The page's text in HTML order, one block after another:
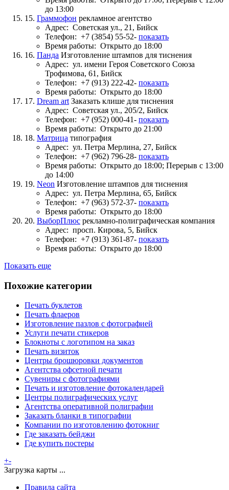
до 13:00
15. Граммофон рекламное агентство
Адрес: Советская ул., 21, Бийск
Телефон: +7 (3854) 55-52- показать
Время работы: Открыто до 18:00
16. Панда Изготовление штампов для тиснения
Адрес: ул. имени Героя Советского Союза
Трофимова, 61, Бийск
Телефон: +7 (913) 222-42- показать
Время работы: Открыто до 18:00
17. Dream art Заказать клише для тиснения
Адрес: Советская ул., 205/2, Бийск
Телефон: +7 (952) 000-41- показать
Время работы: Открыто до 21:00
18. Матрица типография
Адрес: ул. Петра Мерлина, 27, Бийск
Телефон: +7 (962) 796-28- показать
Время работы: Открыто до 18:00; Перерыв с 13:00
до 14:00
19. Neon Изготовление штампов для тиснения
Адрес: ул. Петра Мерлина, 65, Бийск
Телефон: +7 (963) 572-37- показать
Время работы: Открыто до 18:00
20. ВыборПлюс рекламно-полиграфическая компания
Адрес: просп. Кирова, 5, Бийск
Телефон: +7 (913) 361-87- показать
Время работы: Открыто до 18:00
Показать еще
Похожие категории
Печать буклетов
Печать флаеров
Изготовление пазлов с фотографией
Услуги печати стикеров
Блокноты с логотипом на заказ
Печать визиток
Центры брошюровки документов
Агентства офсетной печати
Сувениры с фотографиями
Печать и изготовление фотокалендарей
Центры полиграфических услуг
Агентства оперативной полиграфии
Заказать бланки в типографии
Компании по изготовлению фотокниг
Где заказать бейджи
Где купить постеры
+-
Загрузка карты ...
Правила сайта